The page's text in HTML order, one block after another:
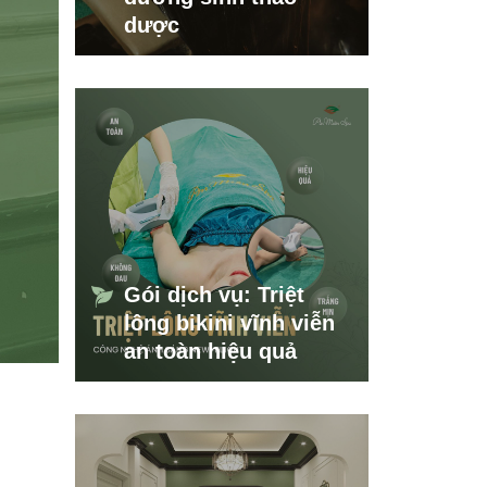
dược
Gói dịch vụ: Triệt
lông bikini vĩnh viễn
an toàn hiệu quả